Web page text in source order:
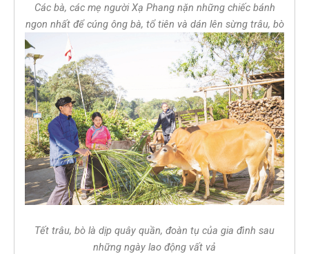
Các bà, các mẹ người Xạ Phang nặn những chiếc bánh
ngon nhất để cúng ông bà, tổ tiên và dán lên sừng trâu, bò
Tết trâu, bò là dịp quây quần, đoàn tụ của gia đình sau
những ngày lao động vất vả